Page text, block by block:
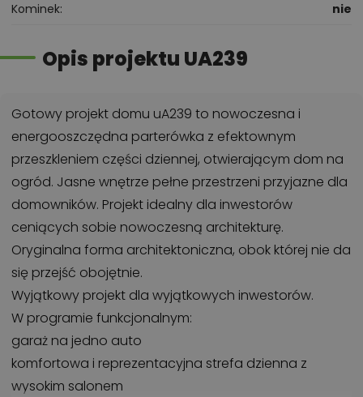
Kominek
nie
Opis projektu UA239
Gotowy projekt domu uA239 to nowoczesna i
energooszczędna parterówka z efektownym
przeszkleniem części dziennej, otwierającym dom na
ogród. Jasne wnętrze pełne przestrzeni przyjazne dla
domowników. Projekt idealny dla inwestorów
ceniących sobie nowoczesną architekturę.
Oryginalna forma architektoniczna, obok której nie da
się przejść obojętnie.
Wyjątkowy projekt dla wyjątkowych inwestorów.
W programie funkcjonalnym:
garaż na jedno auto
komfortowa i reprezentacyjna strefa dzienna z
wysokim salonem